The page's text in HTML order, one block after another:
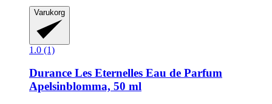
Varukorg
1.0 (1)
Durance Les Eternelles Eau de Parfum
Apelsinblomma, 50 ml